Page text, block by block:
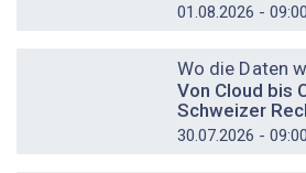
01.08.2026 -
Wo die Daten
Von Cloud bis
Schweizer
30.07.2026 -